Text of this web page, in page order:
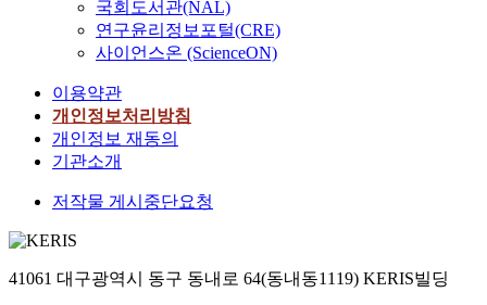
국회도서관(NAL)
연구윤리정보포털(CRE)
사이언스온 (ScienceON)
이용약관
개인정보처리방침
개인정보 재동의
기관소개
저작물 게시중단요청
41061 대구광역시 동구 동내로 64(동내동1119) KERIS빌딩